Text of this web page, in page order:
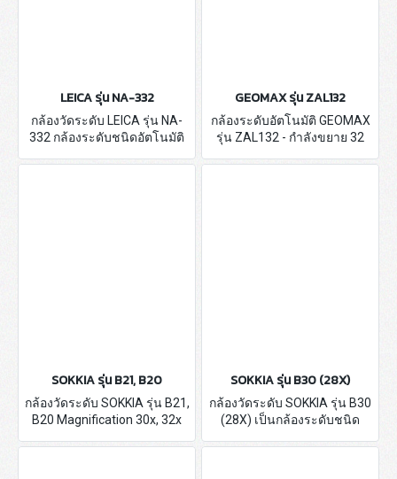
LEICA รุ่น NA-332
กล้องวัดระดับ LEICA รุ่น NA-
332 กล้องระดับชนิดอัตโนมัติ
GEOMAX รุ่น ZAL132
กล้องระดับอัตโนมัติ GEOMAX
รุ่น ZAL132 - กำลังขยาย 32
SOKKIA รุ่น B21, B20
กล้องวัดระดับ SOKKIA รุ่น B21,
B20 Magnification 30x, 32x
SOKKIA รุ่น B30 (28X)
กล้องวัดระดับ SOKKIA รุ่น B30
(28X) เป็นกล้องระดับชนิด